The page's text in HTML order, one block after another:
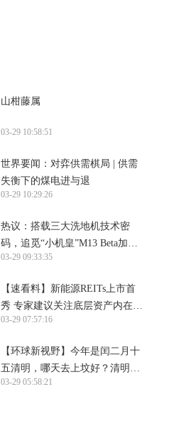
山柑藤属
03-29 10:58:51
世界要闻：对弈供需棋局 | 供需
失衡下的煤电进与退
03-29 10:29:26
热议：搭载三大洗地机技术密
码，追觅“小机皇”M13 Beta加速
市场普及
03-29 09:33:35
【速看料】新能源REITs上市首
秀 专家建议关注底层资产内在价
值
03-29 07:57:16
【环球新视野】今年是闰二月十
五清明，哪天去上坟好？清明扫
墓越早越好吗？
03-29 05:58:21